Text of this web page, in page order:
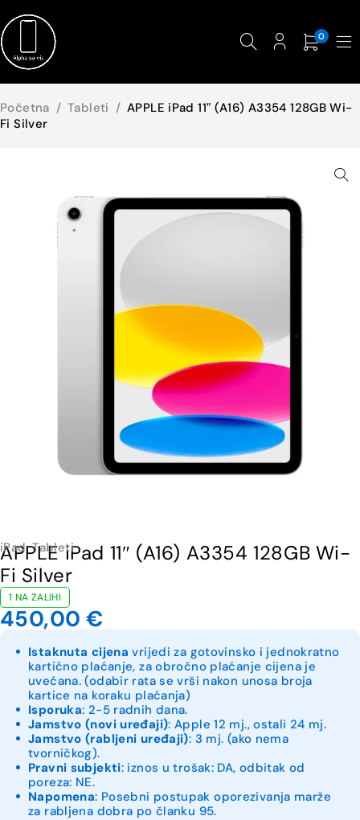
0
Početna / Tableti / APPLE iPad 11″ (A16) A3354 128GB Wi-
Fi Silver
iPad,Tableti
APPLE iPad 11″ (A16) A3354 128GB Wi-
Fi Silver
1 NA ZALIHI
450,00 €
Istaknuta cijena vrijedi za gotovinsko i jednokratno
kartično plaćanje, za obročno plaćanje cijena je
uvećana. (odabir rata se vrši nakon unosa broja
kartice na koraku plaćanja)
Isporuka: 2-5 radnih dana.
Jamstvo (novi uređaji): Apple 12 mj., ostali 24 mj.
Jamstvo (rabljeni uređaji): 3 mj. (ako nema
tvorničkog).
Pravni subjekti: iznos u trošak: DA, odbitak od
poreza: NE.
Napomena: Posebni postupak oporezivanja marže
za rabljena dobra po članku 95.